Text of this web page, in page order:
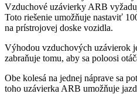
Vzduchové uzávierky ARB
Toto riešenie umožňuje nastaviť
na prístrojovej doske vozidla.
Výhodou vzduchových uzávierok
zabraňuje tomu, aby sa poloosi
Obe kolesá na jednej náprave sa
toho uzávierka ARB umožňuje